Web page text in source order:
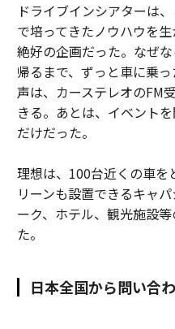
ドライブインシアターは
で培ってきたノウハウを
絶好の企画だった。なぜ
帰るまで、ずっと車に乗
声は、カーステレオのFM
きる。あとは、イベント
だけだった。
理想は、100台近くの車を
リーンも設置できるキャ
ーク、ホテル、観光施設
た。
日本全国から問い合